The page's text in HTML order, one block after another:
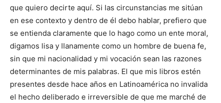
que quiero decirte aquí. Si las circunstancias me sitúan
en ese contexto y dentro de él debo hablar, prefiero que
se entienda claramente que lo hago como un ente moral,
digamos lisa y llanamente como un hombre de buena fe,
sin que mi nacionalidad y mi vocación sean las razones
determinantes de mis palabras. El que mis libros estén
presentes desde hace años en Latinoamérica no invalida
el hecho deliberado e irreversible de que me marché de